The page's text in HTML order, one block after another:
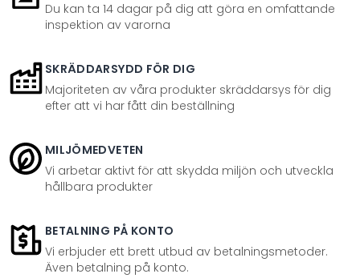
Du kan ta 14 dagar på dig att göra en omfattande
inspektion av varorna
SKRÄDDARSYDD FÖR DIG
Majoriteten av våra produkter skräddarsys för dig
efter att vi har fått din beställning
MILJÖMEDVETEN
Vi arbetar aktivt för att skydda miljön och utveckla
hållbara produkter
BETALNING PÅ KONTO
Vi erbjuder ett brett utbud av betalningsmetoder.
Även betalning på konto.